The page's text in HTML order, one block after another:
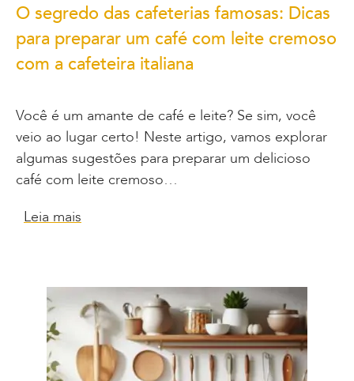
O segredo das cafeterias famosas: Dicas
para preparar um café com leite cremoso
com a cafeteira italiana
Você é um amante de café e leite? Se sim, você
veio ao lugar certo! Neste artigo, vamos explorar
algumas sugestões para preparar um delicioso
café com leite cremoso…
Leia mais